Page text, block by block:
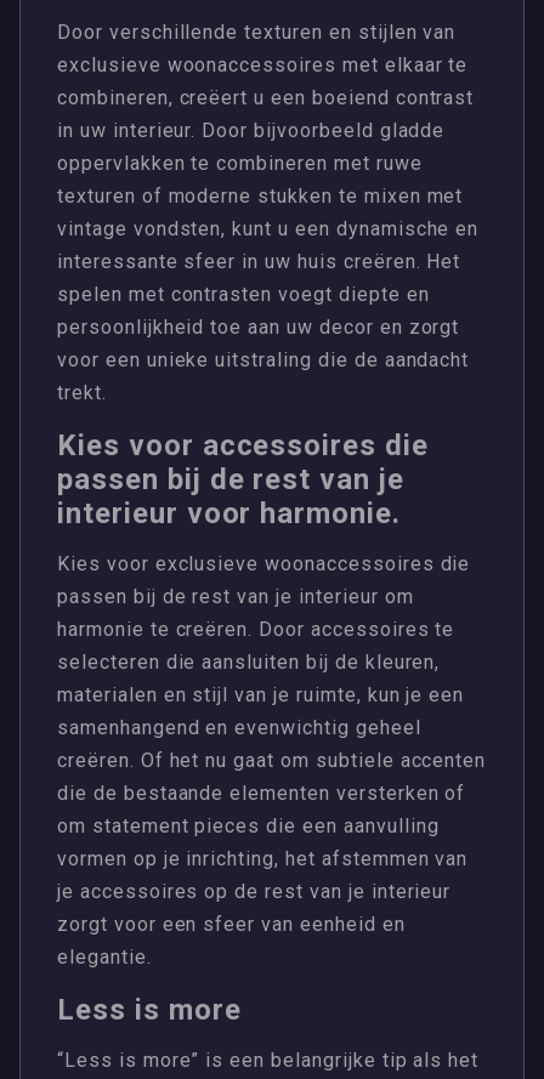
Door verschillende texturen en stijlen van
exclusieve woonaccessoires met elkaar te
combineren, creëert u een boeiend contrast
in uw interieur. Door bijvoorbeeld gladde
oppervlakken te combineren met ruwe
texturen of moderne stukken te mixen met
vintage vondsten, kunt u een dynamische en
interessante sfeer in uw huis creëren. Het
spelen met contrasten voegt diepte en
persoonlijkheid toe aan uw decor en zorgt
voor een unieke uitstraling die de aandacht
trekt.
Kies voor accessoires die
passen bij de rest van je
interieur voor harmonie.
Kies voor exclusieve woonaccessoires die
passen bij de rest van je interieur om
harmonie te creëren. Door accessoires te
selecteren die aansluiten bij de kleuren,
materialen en stijl van je ruimte, kun je een
samenhangend en evenwichtig geheel
creëren. Of het nu gaat om subtiele accenten
die de bestaande elementen versterken of
om statement pieces die een aanvulling
vormen op je inrichting, het afstemmen van
je accessoires op de rest van je interieur
zorgt voor een sfeer van eenheid en
elegantie.
Less is more
“Less is more” is een belangrijke tip als het